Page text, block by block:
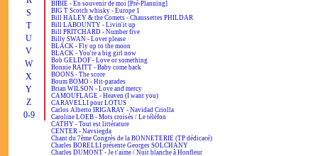
S
T
U
V
W
X
Y
Z
0-9
BIBIE - En souvenir de moi [Pré-Planning]
BIG T Scotch whisky - Europe 1
Bill HALEY & the Comets - Chaussettes PHILDAR
Bill LABOUNTY - Livin'it up
Bill PRITCHARD - Number five
Billy SWAN - Lover please
BLACK - Fly up to the moon
BLACK - You're a big girl now
Bob GELDOF - Love or something
Bonnie RAITT - Baby come back
BOONS - The score
Boum BOMO - Hit-parades
Brian WILSON - Love and mercy
CAMOUFLAGE - Heaven (I want you)
CARAVELLI pour LOTUS
Carlos Alberto IRIGARAY - Navidad Criolla
Caroline LOEB - Mots croisés / Le téléfon
CATHY - Tout est littérature
CENTER - Navsiegda
Chant du 7ème Congrès de la BONNETERIE (TP dédicacé)
Charles BORELLI présente Georges SOLCHANY
Charles DUMONT - Je t'aime / Nuit blanche à Honfleur